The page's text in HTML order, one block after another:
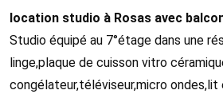
location studio à Rosas avec
Studio équipé au 7°étage dans une
linge,plaque de cuisson vitro
congélateur,téléviseur,micro